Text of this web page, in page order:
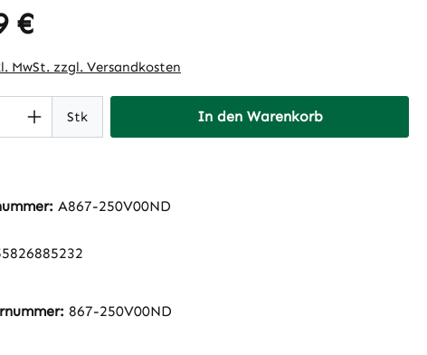
Preis:
€
MwSt. zzgl. Versandkosten
Anzahl: Gib den gewünschten Wert
Stk In den Warenkorb
A867-250V00ND
867-250V00ND